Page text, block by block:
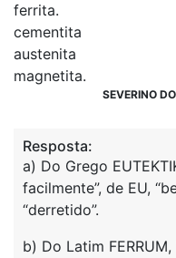
ferrita.
cementita
austenita
magnetita.
SEVERINO
Resposta:
a) Do Grego
facilmente”, de EU,
“derretido”.
b) Do Latim